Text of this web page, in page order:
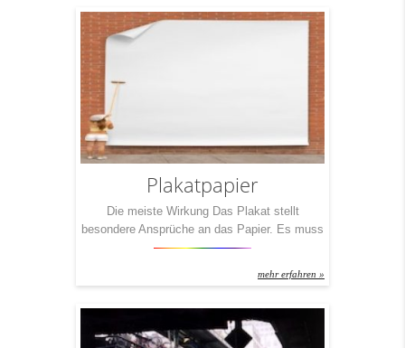
Rechnungen! 1) Klassisch: Immer im 4c-
Druck, nicht abfallend, einseitig und mit 80-
Plakatpapier
Die meiste Wirkung Das Plakat stellt
besondere Ansprüche an das Papier. Es muss
sich durch eine hohe Lichtundurchlässigkeit
muss einen hohen Weißegrad samt
muss das Plakatpapier nicht nur starken
Temperaturschwankungen sondern auch jeder
mehr erfahren »